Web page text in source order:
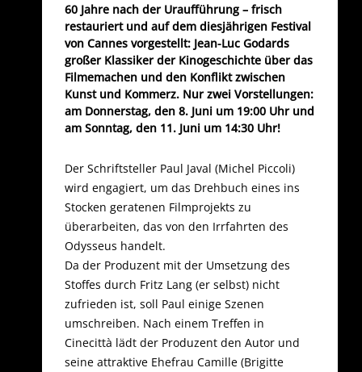
60 Jahre nach der Uraufführung – frisch
restauriert und auf dem diesjährigen Festival
von Cannes vorgestellt: Jean-Luc Godards
großer Klassiker der Kinogeschichte über das
Filmemachen und den Konflikt zwischen
Kunst und Kommerz. Nur zwei Vorstellungen:
am Donnerstag, den 8. Juni um 19:00 Uhr und
am Sonntag, den 11. Juni um 14:30 Uhr!
Der Schriftsteller Paul Javal (Michel Piccoli)
wird engagiert, um das Drehbuch eines ins
Stocken geratenen Filmprojekts zu
überarbeiten, das von den Irrfahrten des
Odysseus handelt.
Da der Produzent mit der Umsetzung des
Stoffes durch Fritz Lang (er selbst) nicht
zufrieden ist, soll Paul einige Szenen
umschreiben. Nach einem Treffen in
Cinecittà lädt der Produzent den Autor und
seine attraktive Ehefrau Camille (Brigitte